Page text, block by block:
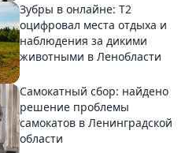
Зубры в онлайне: Т2
оцифровал места отдыха и
наблюдения за дикими
животными в Ленобласти
Самокатный сбор: найдено
решение проблемы
самокатов в Ленинградской
области